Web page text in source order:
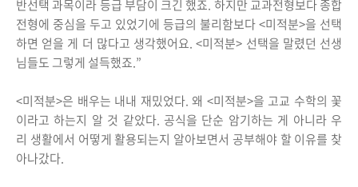
반선택 과목이라 등급 부담이 크긴 했죠. 하지만 교과전형보다 종합
전형에 중심을 두고 있었기에 등급의 불리함보다 <미적분>을 선택
하면 얻을 게 더 많다고 생각했어요. <미적분> 선택을 말렸던 선생
님들도 그렇게 설득했죠.”
<미적분>은 배우는 내내 재밌었다. 왜 <미적분>을 고교 수학의 꽃
이라고 하는지 알 것 같았다. 공식을 단순 암기하는 게 아니라 우
리 생활에서 어떻게 활용되는지 알아보면서 공부해야 할 이유를 찾
아나갔다.